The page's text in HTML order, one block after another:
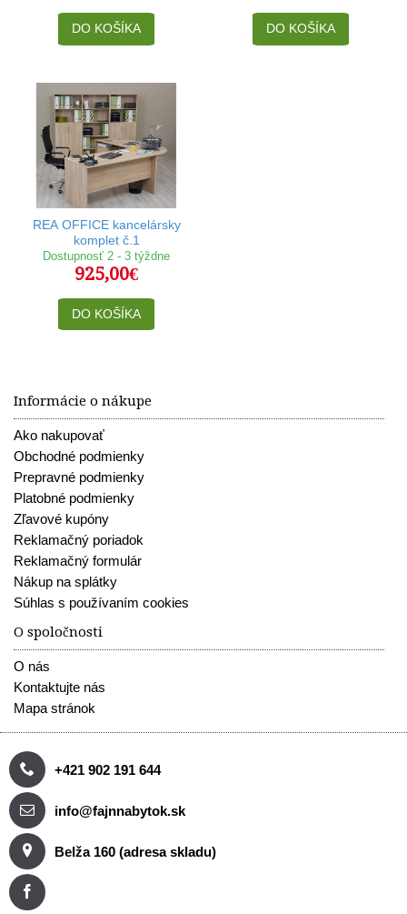
DO KOŠÍKA DO KOŠÍKA
REA OFFICE kancelársky
komplet č.1
Dostupnosť 2 - 3 týždne
925,00€
DO KOŠÍKA
Informácie o nákupe
Ako nakupovať
Obchodné podmienky
Prepravné podmienky
Platobné podmienky
Zľavové kupóny
Reklamačný poriadok
Reklamačný formulár
Nákup na splátky
Súhlas s používaním cookies
O spoločnosti
O nás
Kontaktujte nás
Mapa stránok
+421 902 191 644
info@fajnnabytok.sk
Belža 160 (adresa skladu)